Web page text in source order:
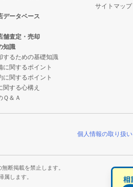
データベース
舗査定・売却
知識
するための基礎知識
に関するポイント
に関するポイント
関する心構え
Ｑ＆Ａ
サイトマップ
個人情報の取り扱い
断掲載を禁止します。
します。